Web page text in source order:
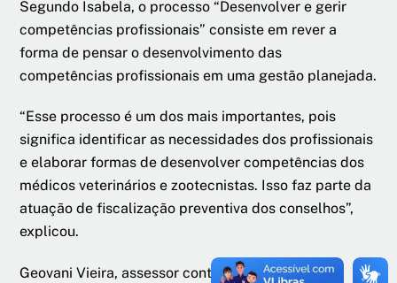
Segundo Isabela, o processo “Desenvolver e gerir
competências profissionais” consiste em rever a
forma de pensar o desenvolvimento das
competências profissionais em uma gestão planejada.
“Esse processo é um dos mais importantes, pois
significa identificar as necessidades dos profissionais
e elaborar formas de desenvolver competências dos
médicos veterinários e zootecnistas. Isso faz parte da
atuação de fiscalização preventiva dos conselhos”,
explicou.
Geovani Vieira, assessor contábil do CRMV-PI